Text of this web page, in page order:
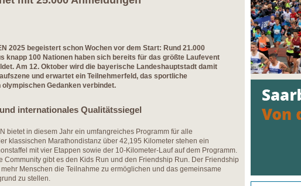
2025 begeistert schon Wochen vor dem Start: Rund 21.000
knapp 100 Nationen haben sich bereits für das größte Laufevent
Am 12. Oktober wird die bayerische Landeshauptstadt damit
und erwartet ein Teilnehmerfeld, das sportliche
Gedanken verbindet.
internationales Qualitätssiegel
bietet in diesem Jahr ein umfangreiches Programm für alle
klassischen Marathondistanz über 42,195 Kilometer stehen ein
mit vier Etappen sowie der 10-Kilometer-Lauf auf dem Programm.
Community gibt es den Kids Run und den Friendship Run. Der Friendship
Menschen die Teilnahme zu ermöglichen und das gemeinsame
zu stellen.